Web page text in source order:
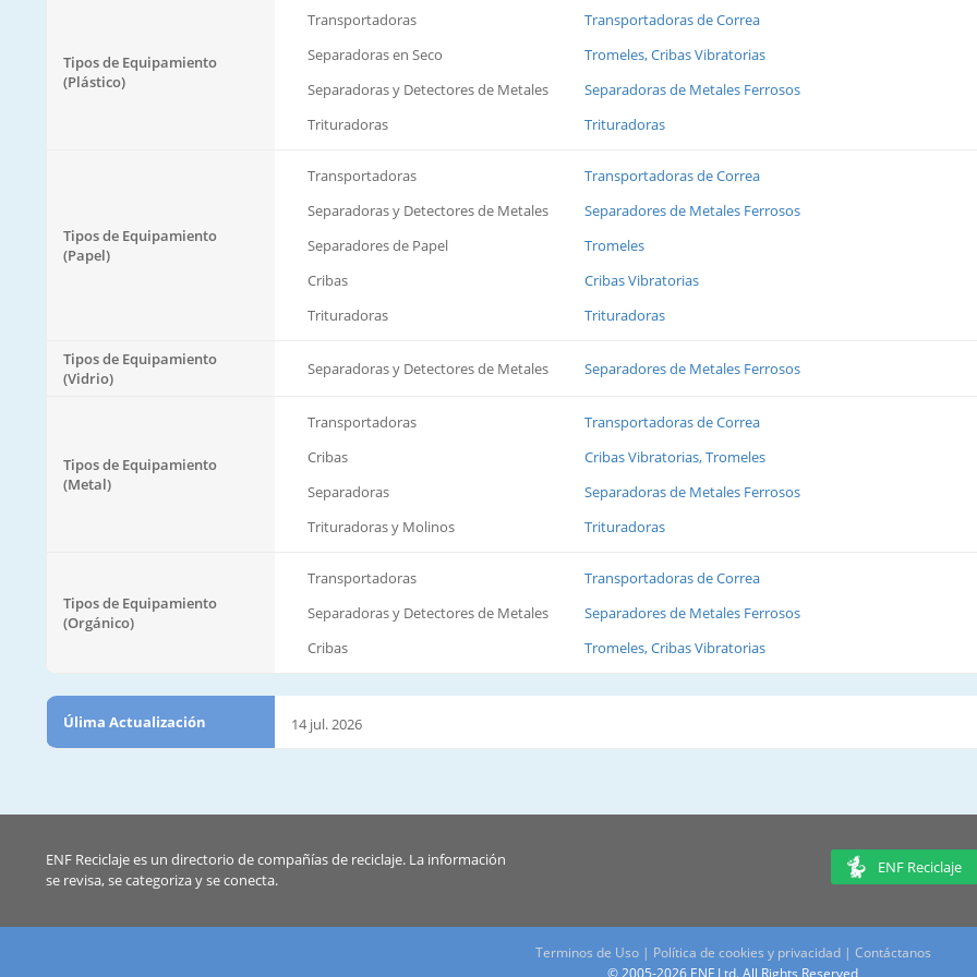
Tipos de Equipamiento
(Plástico)
Transportadoras
Transportadoras de Correa
Separadoras en Seco
Tromeles, Cribas Vibratorias
Separadoras y Detectores de Metales
Separadoras de Metales Ferrosos
Trituradoras
Trituradoras
Tipos de Equipamiento
(Papel)
Transportadoras
Transportadoras de Correa
Separadoras y Detectores de Metales
Separadores de Metales Ferrosos
Separadores de Papel
Tromeles
Cribas
Cribas Vibratorias
Trituradoras
Trituradoras
Tipos de Equipamiento
(Vidrio)
Separadoras y Detectores de Metales Separadores de Metales Ferrosos
Tipos de Equipamiento
(Metal)
Transportadoras
Transportadoras de Correa
Cribas
Cribas Vibratorias, Tromeles
Separadoras
Separadoras de Metales Ferrosos
Trituradoras y Molinos
Trituradoras
Tipos de Equipamiento
(Orgánico)
Transportadoras
Transportadoras de Correa
Separadoras y Detectores de Metales
Separadores de Metales Ferrosos
Cribas
Tromeles, Cribas Vibratorias
Úlima Actualización 14 jul. 2026
ENF Reciclaje es un directorio de compañías de reciclaje. La información
se revisa, se categoriza y se conecta.
ENF Reciclaje
Terminos de Uso| Política de cookies y privacidad| Contáctanos
© 2005-2026 ENF Ltd. All Rights Reserved